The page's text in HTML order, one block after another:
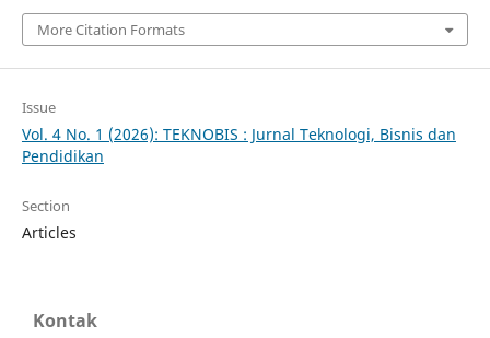
More Citation Formats
Issue
Vol. 4 No. 1 (2026): TEKNOBIS : Jurnal Teknologi, Bisnis dan
Pendidikan
Section
Articles
Kontak